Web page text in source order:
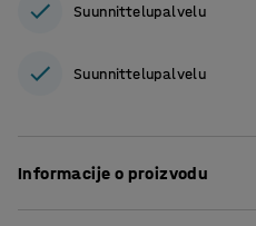
Suunnittelupalvelu
Suunnittelupalvelu
Informacije o proizvodu